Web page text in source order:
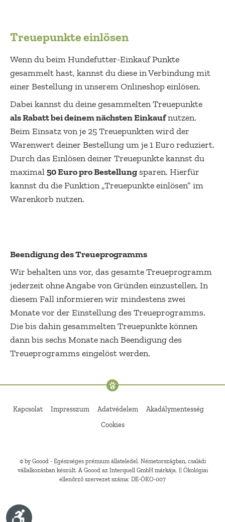
Treuepunkte einlösen
Wenn du beim Hundefutter-Einkauf Punkte
gesammelt hast, kannst du diese in Verbindung mit
einer Bestellung in unserem Onlineshop einlösen.
Dabei kannst du deine gesammelten Treuepunkte
als Rabatt bei deinem nächsten Einkaufnutzen.
Beim Einsatz von je 25 Treuepunkten wird der
Warenwert deiner Bestellung um je 1 Euro reduziert.
Durch das Einlösen deiner Treuepunkte kannst du
maximal 50 Euro pro Bestellung sparen. Hierfür
kannst du die Funktion „Treuepunkte einlösen” im
Warenkorb nutzen.
Beendigung des Treueprogramms
Wir behalten uns vor, das gesamte Treueprogramm
jederzeit ohne Angabe von Gründen einzustellen. In
diesem Fall informieren wir mindestens zwei
Monate vor der Einstellung des Treueprogramms.
Die bis dahin gesammelten Treuepunkte können
dann bis sechs Monate nach Beendigung des
Treueprogramms eingelöst werden.
Kapcsolat Impresszum Adatvédelem Akadálymentesség
Cookies
© by Goood - Egészséges prémium állateledel. Németországban, családi
vállalkozásban készült. A Goood az Interquell GmbH márkája. || Ökológiai
ellenőrző szervezet száma: DE-ÖKO-007
Show toolbar